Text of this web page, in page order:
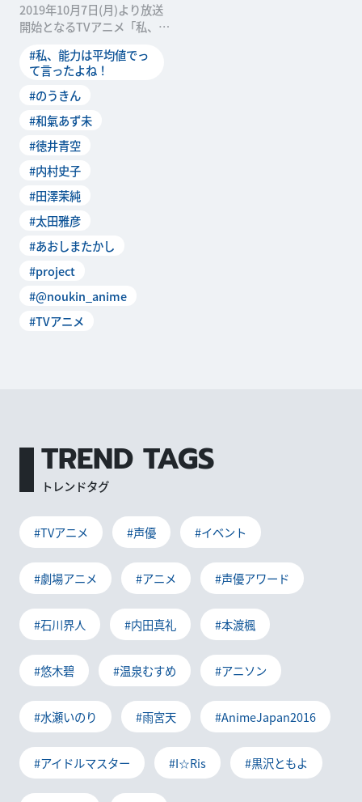
2019年10月7日(月)より放送
開始となるTVアニメ「私、能
ね！」。現代で
#私、能力は平均値でっ
て言ったよね！
#のうきん
#和氣あず未
#徳井青空
#内村史子
#田澤茉純
#太田雅彦
#あおしまたかし
#project
#@noukin_anime
#TVアニメ
TREND TAGS
トレンドタグ
#TVアニメ #声優 #イベント
#劇場アニメ #アニメ #声優アワード
#石川界人 #内田真礼 #本渡楓
#悠木碧 #温泉むすめ #アニソン
#水瀬いのり #雨宮天 #AnimeJapan2016
#アイドルマスター #I☆Ris #黒沢ともよ